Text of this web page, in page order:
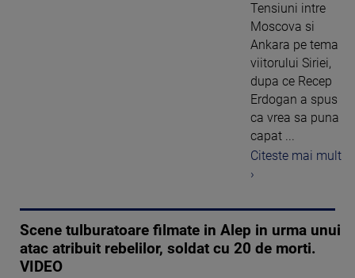
Tensiuni intre
Moscova si
Ankara pe tema
viitorului Siriei,
dupa ce Recep
Erdogan a spus
ca vrea sa puna
capat ...
Citeste mai mult
›
Scene tulburatoare filmate in Alep in urma unui
atac atribuit rebelilor, soldat cu 20 de morti.
VIDEO